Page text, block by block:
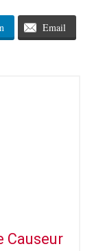
Email
Causeur